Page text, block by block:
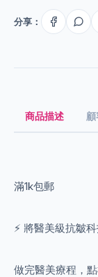
分享：
商品描述
滿1k包郵
⚡️ 將醫美級抗皺
做完醫美療程，